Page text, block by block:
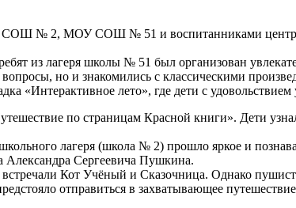
№ 2, МОУ СОШ № 51 и воспитанниками центра
из лагеря школы № 51 был организован
но и знакомились с классическими
«Интерактивное лето», где дети с
по страницам Красной книги». Дети
лагеря (школа № 2) прошло яркое и
Александра Сергеевича Пушкина.
Кот Учёный и Сказочница. Однако
отправиться в захватывающее